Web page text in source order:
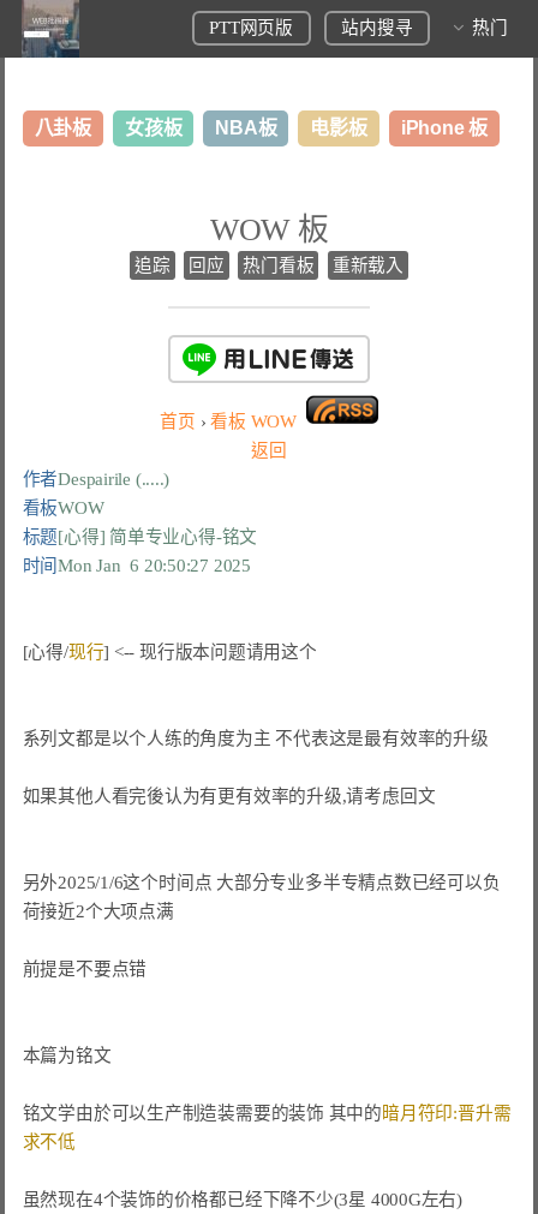
PTT网页版 站内搜寻 热门
八卦板 女孩板 NBA板 电影板 iPhone 板
WOW 板
追踪 回应 热门看板 重新载入
首页 › 看板 WOW
返回
作者Despairile (.....)
看板WOW
标题[心得] 简单专业心得-铭文
时间Mon Jan  6 20:50:27 2025
[心得/现行] <-- 现行版本问题请用这个
系列文都是以个人练的角度为主 不代表这是最有效率的升级
如果其他人看完後认为有更有效率的升级,请考虑回文
另外2025/1/6这个时间点 大部分专业多半专精点数已经可以负
荷接近2个大项点满
前提是不要点错
本篇为铭文
铭文学由於可以生产制造装需要的装饰 其中的暗月符印:晋升需
求不低
虽然现在4个装饰的价格都已经下降不少(3星 4000G左右)